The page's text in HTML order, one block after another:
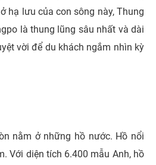
hạ lưu của con sông này, Thung
là thung lũng sâu nhất và dài
vời để du khách ngắm nhìn kỳ
nằm ở những hồ nước. Hồ nổi
Với diện tích 6.400 mẫu Anh, hồ